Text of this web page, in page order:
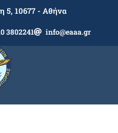
5, 10677 - Αθήνα
3802241 info@eaaa.gr